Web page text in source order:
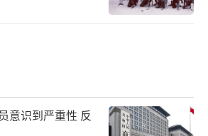
意识到严重性 反